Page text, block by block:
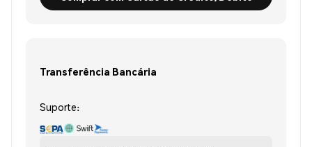
Transferência Bancária
Suporte: